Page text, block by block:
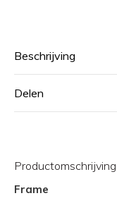
Beschrijving
Delen
Productomschrijving
Frame